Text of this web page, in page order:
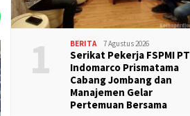
1 BERITA 7 Agustus 2026
Serikat Pekerja FSPMI PT
Indomarco Prismatama
Cabang Jombang dan
Manajemen Gelar
Pertemuan Bersama